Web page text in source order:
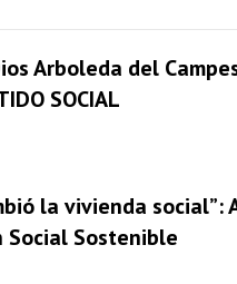
Arboleda del
SOCIAL
la vivienda social”:
Social Sostenible